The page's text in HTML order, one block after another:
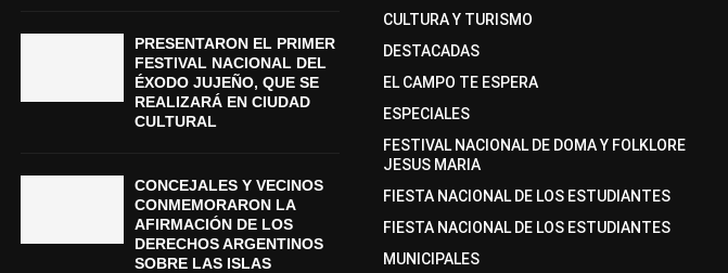
PRESENTARON EL PRIMER
FESTIVAL NACIONAL DEL
ÉXODO JUJEÑO, QUE SE
REALIZARÁ EN CIUDAD
CULTURAL
CONCEJALES Y VECINOS
CONMEMORARON LA
AFIRMACIÓN DE LOS
DERECHOS ARGENTINOS
SOBRE LAS ISLAS
CULTURA Y TURISMO
DESTACADAS
EL CAMPO TE ESPERA
ESPECIALES
FESTIVAL NACIONAL DE DOMA Y FOLKLORE
JESUS MARIA
FIESTA NACIONAL DE LOS ESTUDIANTES
FIESTA NACIONAL DE LOS ESTUDIANTES
MUNICIPALES